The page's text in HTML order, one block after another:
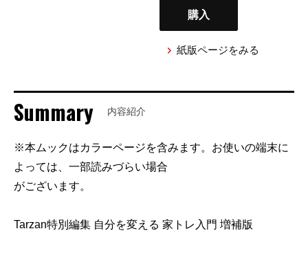
購入
紙版ページをみる
Summary 内容紹介
※本ムックはカラーページを含みます。お使いの端末に
よっては、一部読みづらい場合
がございます。
Tarzan特別編集 自分を変える 家トレ入門 増補版